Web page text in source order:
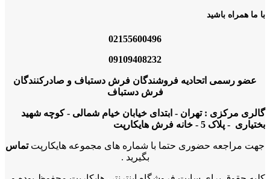
با ما همراه باشید
02155600496
09109408232
عضو رسمی اتحادیه فروشندگان فرش دستباف و صادرکنندگان
فرش دستباف
گالری مرکزی : تهران - ابتدای خیابان خیام شمالی - کوچه شهید
بختیاری - پلاک 5 - خانه فرش هایکارپت
جهت مراجعه حضوری حتما با شماره های مجموعه هایکارپتتماس
بگیرید .